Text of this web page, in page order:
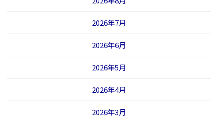
2026年7月
2026年6月
2026年5月
2026年4月
2026年3月